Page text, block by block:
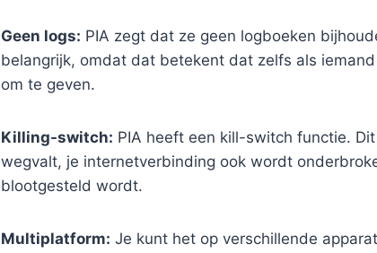
Geen logs: PIA zegt dat ze geen logboeken
belangrijk, omdat dat betekent dat zelfs als
om te geven.
Killing-switch: PIA heeft een kill-switch functie.
wegvalt, je internetverbinding ook wordt
blootgesteld wordt.
Multiplatform: Je kunt het op verschillende